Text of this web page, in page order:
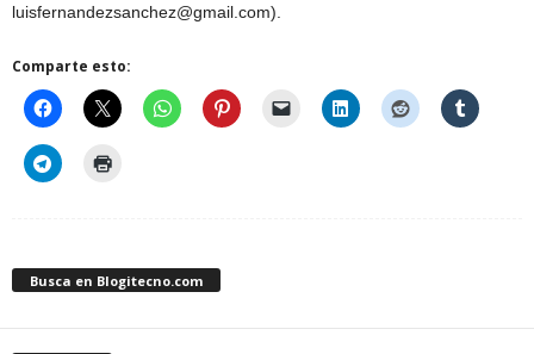
luisfernandezsanchez@gmail.com).
Comparte esto:
Busca en Blogitecno.com